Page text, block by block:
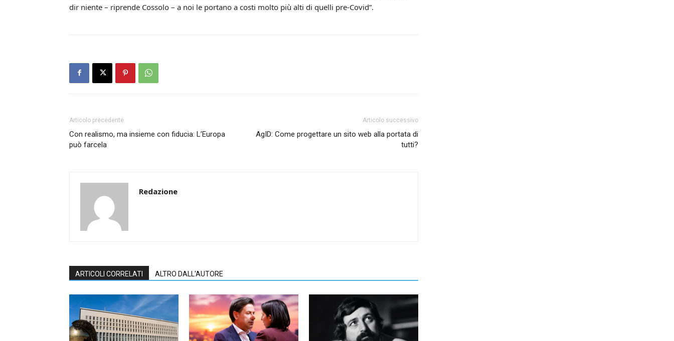
dir niente – riprende Cossolo – a noi le portano a costi molto più alti di quelli pre-Covid”.
Articolo precedente
Con realismo, ma insieme con fiducia: L’Europa
può farcela
Articolo successivo
AgID: Come progettare un sito web alla portata di
tutti?
Redazione
ARTICOLI CORRELATI ALTRO DALL'AUTORE